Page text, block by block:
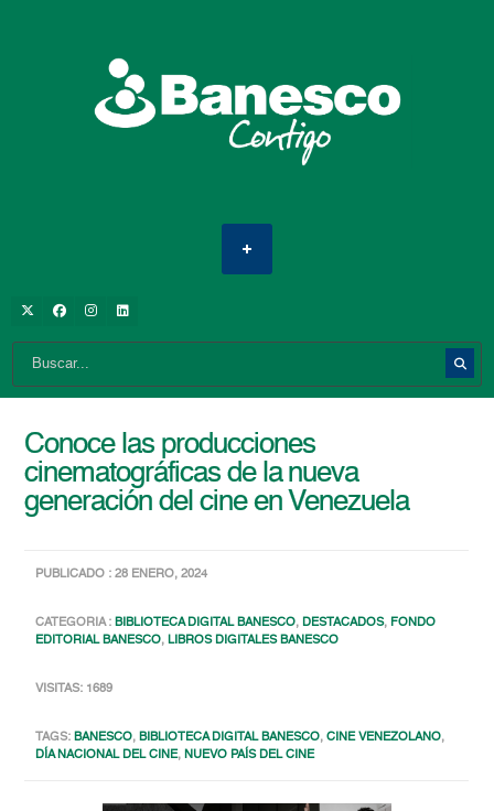
Conoce las producciones
cinematográficas de la nueva
generación del cine en Venezuela
PUBLICADO : 28 ENERO, 2024
CATEGORIA :BIBLIOTECA DIGITAL BANESCO,DESTACADOS, FONDO
EDITORIAL BANESCO,LIBROS DIGITALES BANESCO
VISITAS: 1689
TAGS:BANESCO,BIBLIOTECA DIGITAL BANESCO,CINE VENEZOLANO,
DÍA NACIONAL DEL CINE,NUEVO PAÍS DEL CINE